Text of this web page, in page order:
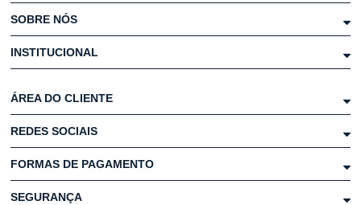
SOBRE NÓS
INSTITUCIONAL
ÁREA DO CLIENTE
REDES SOCIAIS
FORMAS DE PAGAMENTO
SEGURANÇA